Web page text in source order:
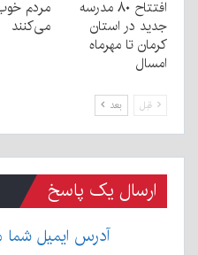
افتتاح ۸۰ مدرسه
جدید در استان
کرمان تا مهرماه
امسال
مردم
می‌کنند
قبل بعد
ارسال یک پاسخ
آدرس ایمیل شما